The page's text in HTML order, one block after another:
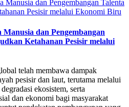
dan Pengembangan
Ketahanan Pesisir melalui
telah membawa dampak
pesisir dan laut, terutama melalui
ekosistem, serta
dan ekonomi bagi masyarakat